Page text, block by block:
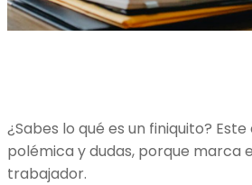
¿Sabes lo qué es un finiquito?
polémica y dudas, porque marca
trabajador.